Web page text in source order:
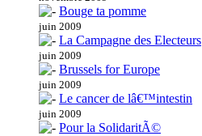
Bouge ta pomme
juin 2009
La Campagne des Electeurs
juin 2009
Brussels for Europe
juin 2009
Le cancer de lâ€™intestin
juin 2009
Pour la SolidaritÃ©